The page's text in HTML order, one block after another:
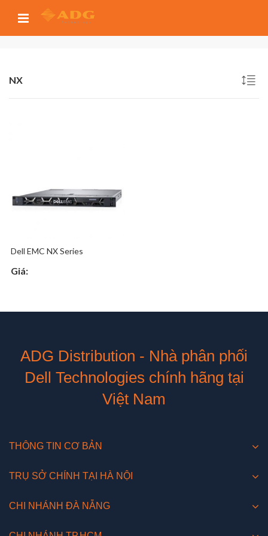
NX
Dell EMC NX Series
Giá:
ADG Distribution - Nhà phân phối
Dell Technologies chính hãng tại
Việt Nam
THÔNG TIN CƠ BẢN
TRỤ SỞ CHÍNH TẠI HÀ NỘI
CHI NHÁNH ĐÀ NẴNG